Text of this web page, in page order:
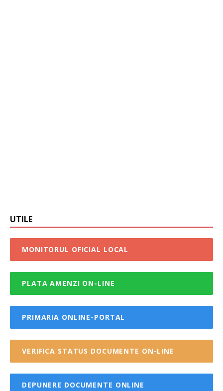
UTILE
MONITORUL OFICIAL LOCAL
PLATA AMENZI ON-LINE
PRIMARIA ONLINE-PORTAL
VERIFICA STATUS DOCUMENTE ON-LINE
DEPUNERE DOCUMENTE ONLINE